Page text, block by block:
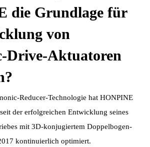
die Grundlage für
von
Drive-Aktuatoren
Reducer-Technologie hat HONPINE
der erfolgreichen Entwicklung seines
mit 3D-konjugiertem Doppelbogen-
kontinuierlich optimiert.